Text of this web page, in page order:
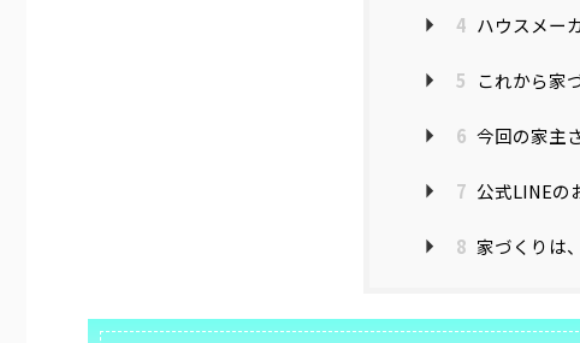
4 ハウスメー
5 これから家
6 今回の家主
7 公式LINEの
8 家づくりは